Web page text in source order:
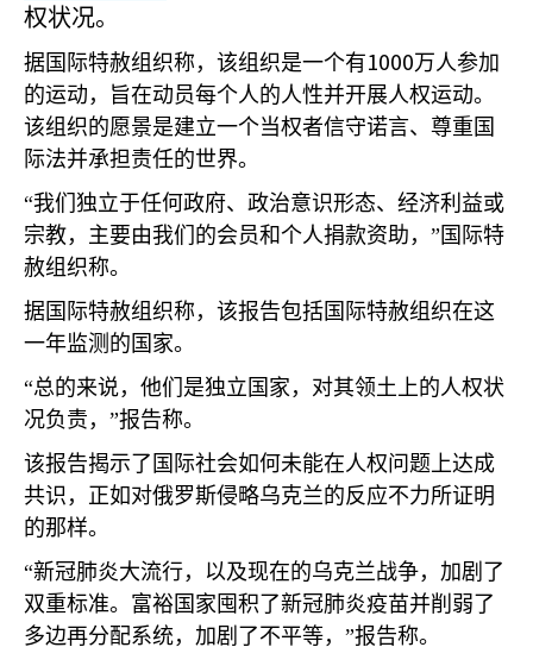
权状况。
据国际特赦组织称，该组织是一个有1000万人参加
的运动，旨在动员每个人的人性并开展人权运动。
该组织的愿景是建立一个当权者信守诺言、尊重国
际法并承担责任的世界。
“我们独立于任何政府、政治意识形态、经济利益或
宗教，主要由我们的会员和个人捐款资助，”国际特
赦组织称。
据国际特赦组织称，该报告包括国际特赦组织在这
一年监测的国家。
“总的来说，他们是独立国家，对其领土上的人权状
况负责，”报告称。
该报告揭示了国际社会如何未能在人权问题上达成
共识，正如对俄罗斯侵略乌克兰的反应不力所证明
的那样。
“新冠肺炎大流行，以及现在的乌克兰战争，加剧了
双重标准。富裕国家囤积了新冠肺炎疫苗并削弱了
多边再分配系统，加剧了不平等，”报告称。